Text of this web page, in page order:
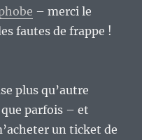
– merci le
fautes de frappe !
plus qu’autre
que parfois – et
un ticket de